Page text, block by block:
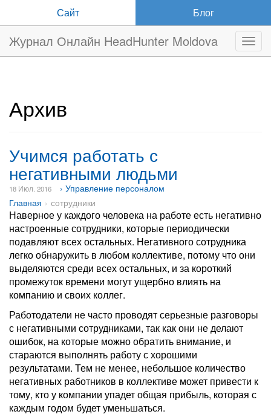
Сайт Блог
Журнал Онлайн HeadHunter Moldova
Архив
Учимся работать с
негативными людьми
18 Июл. 2016
› Управление персоналом
Главная
сотрудники
Наверное у каждого человека на работе есть негативно
настроенные сотрудники, которые периодически
подавляют всех остальных. Негативного сотрудника
легко обнаружить в любом коллективе, потому что они
выделяются среди всех остальных, и за короткий
промежуток времени могут ущербно влиять на
компанию и своих коллег.
Работодатели не часто проводят серьезные разговоры
с негативными сотрудниками, так как они не делают
ошибок, на которые можно обратить внимание, и
стараются выполнять работу с хорошими
результатами. Тем не менее, небольшое количество
негативных работников в коллективе может привести к
тому, кто у компании упадет общая прибыль, которая с
каждым годом будет уменьшаться.